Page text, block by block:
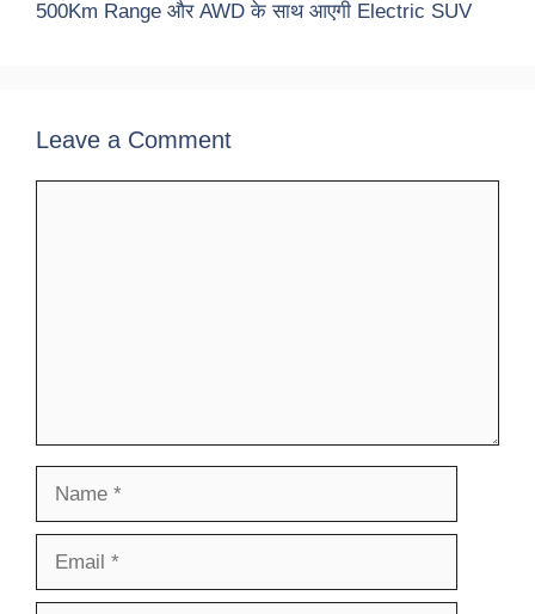
500Km Range और AWD के साथ आएगी Electric SUV
Leave a Comment